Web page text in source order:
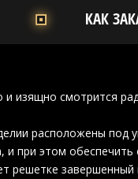
КАК
и изящно смотрится
расположены под
и при этом
решетке